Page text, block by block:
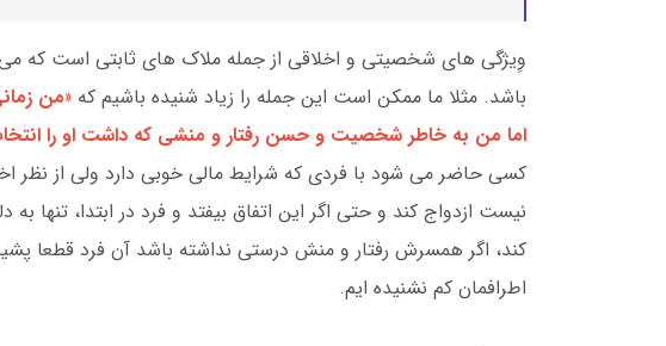
وِیژگی های شخصیتی و اخلاقی از جمله ملاک های ثابتی است که می
باشد. مثلا ما ممکن است این جمله را زیاد شنیده باشیم که «من
اما من به خاطر شخصیت و حسن رفتار و منشی که داشت او را
کسی حاضر می شود با فردی که شرایط مالی خوبی دارد ولی از نظر
نیست ازدواج کند و حتی اگر این اتفاق بیفتد و فرد در ابتدا، تنها به
کند، اگر همسرش رفتار و منش درستی نداشته باشد آن فرد قطعا
اطرافمان کم نشنیده ایم.